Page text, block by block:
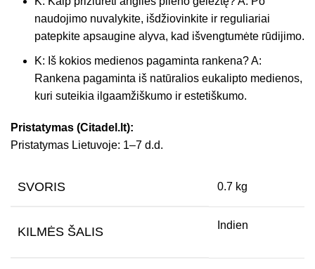
naudojimo nuvalykite, išdžiovinkite ir reguliariai
patepkite apsaugine alyva, kad išvengtumėte rūdijimo.
K: Iš kokios medienos pagaminta rankena? A:
Rankena pagaminta iš natūralios eukalipto medienos,
kuri suteikia ilgaamžiškumo ir estetiškumo.
Pristatymas (Citadel.lt):
Pristatymas Lietuvoje: 1–7 d.d.
SVORIS 0.7 kg
KILMĖS ŠALIS Indien